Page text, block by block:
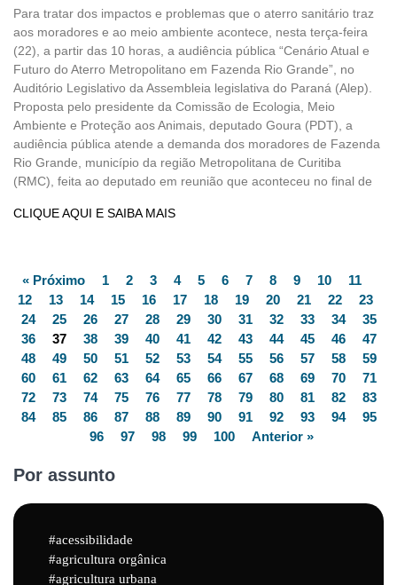
Para tratar dos impactos e problemas que o aterro sanitário traz
aos moradores e ao meio ambiente acontece, nesta terça-feira
(22), a partir das 10 horas, a audiência pública “Cenário Atual e
Futuro do Aterro Metropolitano em Fazenda Rio Grande”, no
Auditório Legislativo da Assembleia legislativa do Paraná (Alep).
Proposta pelo presidente da Comissão de Ecologia, Meio
Ambiente e Proteção aos Animais, deputado Goura (PDT), a
audiência pública atende a demanda dos moradores de Fazenda
Rio Grande, município da região Metropolitana de Curitiba
(RMC), feita ao deputado em reunião que aconteceu no final de
CLIQUE AQUI E SAIBA MAIS
« Próximo 1 2 3 4 5 6 7 8 9 10
11
12
13 14 15 16 17 18 19 20 21 22
23
24
25 26 27 28 29 30 31 32 33 34
35
36
37 38 39 40 41 42 43 44 45 46
47
48
49 50 51 52 53 54 55 56 57 58
59
60
61 62 63 64 65 66 67 68 69 70
71
72
73 74 75 76 77 78 79 80 81 82
83
84
85 86 87 88 89 90 91 92 93 94
95
96
97 98 99 100 Anterior »
Por assunto
acessibilidade
agricultura orgânica
agricultura urbana